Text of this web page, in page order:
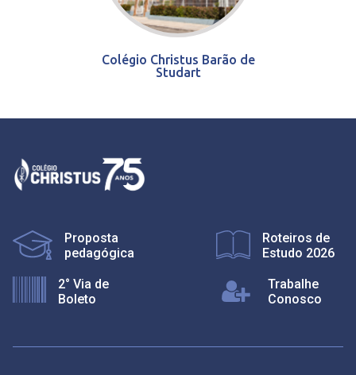
Colégio Christus Barão de
Studart
Proposta
pedagógica
Roteiros de
Estudo 2026
2° Via de
Boleto
Trabalhe
Conosco